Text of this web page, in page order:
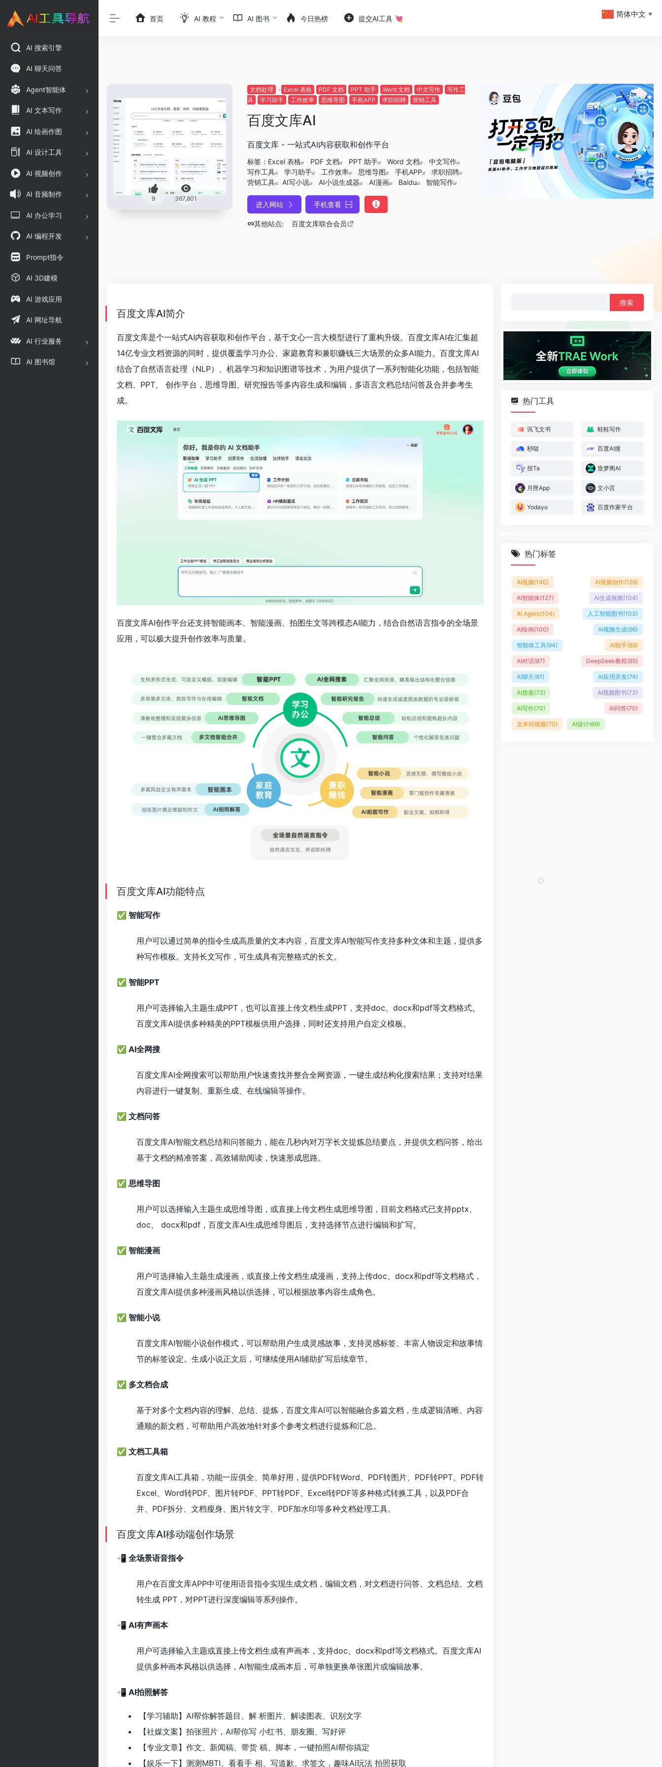
AI 搜索引擎
AI 聊天问答
Agent智能体
AI 文本写作
AI 绘画作图
AI 设计工具
AI 视频创作
AI 音频制作
AI 办公学习
AI 编程开发
Prompt指令
AI 3D建模
AI 游戏应用
AI 网址导航
AI 行业服务
AI 图书馆
首页 AI 教程 AI 图书 今日热榜 提交AI工具 💘
9 367,801
文档处理 Excel 表格 PDF 文档 PPT 助手 Word 文档 中文写作
写作工
具
学习助手 工作效率 思维导图 手机APP 求职招聘 营销工具
百度文库AI
百度文库 - 一站式AI内容获取和创作平台
标签： Excel 表格 PDF 文档 PPT 助手 Word 文档
中文写作
写作工具
学习助手 工作效率 思维导图 手机APP
求职招聘
营销工具
AI写小说 AI小说生成器 AI漫画 Baidu 智能写作
进入网站 手机查看
其他站点: 百度文库联合会员
百度文库AI简介
百度文库是个一站式AI内容获取和创作平台，基于文心一言大模型进行了重构升级。百度文库AI在汇集超
14亿专业文档资源的同时，提供覆盖学习办公、家庭教育和兼职赚钱三大场景的众多AI能力。百度文库AI
结合了自然语言处理（NLP）、机器学习和知识图谱等技术，为用户提供了一系列智能化功能，包括智能
文档、PPT、 创作平台，思维导图、研究报告等多内容生成和编辑，多语言文档总结问答及合并参考生
成。
百度文库AI创作平台还支持智能画本、智能漫画、拍图生文等跨模态AI能力，结合自然语言指令的全场景
应用，可以极大提升创作效率与质量。
百度文库AI功能特点
✅ 智能写作
用户可以通过简单的指令生成高质量的文本内容，百度文库AI智能写作支持多种文体和主题，提供多
种写作模板。支持长文写作，可生成具有完整格式的长文。
✅ 智能PPT
用户可选择输入主题生成PPT，也可以直接上传文档生成PPT，支持doc、docx和pdf等文档格式。
百度文库AI提供多种精美的PPT模板供用户选择，同时还支持用户自定义模板。
✅ AI全网搜
百度文库AI全网搜索可以帮助用户快速查找并整合全网资源，一键生成结构化搜索结果；支持对结果
内容进行一键复制、重新生成、在线编辑等操作。
✅ 文档问答
百度文库AI智能文档总结和问答能力，能在几秒内对万字长文提炼总结要点，并提供文档问答，给出
基于文档的精准答案，高效辅助阅读，快速形成思路。
✅ 思维导图
用户可以选择输入主题生成思维导图，或直接上传文档生成思维导图，目前文档格式已支持pptx、
doc、 docx和pdf，百度文库AI生成思维导图后，支持选择节点进行编辑和扩写。
✅ 智能漫画
用户可选择输入主题生成漫画，或直接上传文档生成漫画，支持上传doc、docx和pdf等文档格式，
百度文库AI提供多种漫画风格以供选择，可以根据故事内容生成角色。
✅ 智能小说
百度文库AI智能小说创作模式，可以帮助用户生成灵感故事，支持灵感标签、丰富人物设定和故事情
节的标签设定。生成小说正文后，可继续使用AI辅助扩写后续章节。
✅ 多文档合成
基于对多个文档内容的理解、总结、提炼，百度文库AI可以智能融合多篇文档，生成逻辑清晰、内容
通顺的新文档，可帮助用户高效地针对多个参考文档进行提炼和汇总。
✅ 文档工具箱
百度文库AI工具箱，功能一应俱全、简单好用，提供PDF转Word、PDF转图片、PDF转PPT、PDF转
Excel、Word转PDF、图片转PDF、PPT转PDF、Excel转PDF等多种格式转换工具，以及PDF合
并、PDF拆分、文档瘦身、图片转文字、PDF加水印等多种文档处理工具。
百度文库AI移动端创作场景
📲 全场景语音指令
用户在百度文库APP中可使用语音指令实现生成文档，编辑文档，对文档进行问答、文档总结、文档
转生成 PPT，对PPT进行深度编辑等系列操作。
📲 AI有声画本
用户可选择输入主题或直接上传文档生成有声画本，支持doc、docx和pdf等文档格式。百度文库AI
提供多种画本风格以供选择，AI智能生成画本后，可单独更换单张图片或编辑故事。
📲 AI拍照解答
【学习辅助】AI帮你解答题目、解 析图片、解读图表、识别文字
【社媒文案】拍张照片，AI帮你写 小红书、朋友圈、写好评
【专业文章】作文、新闻稿、带货 稿、脚本，一键拍照AI帮你搞定
【娱乐一下】测测MBTI、看看手 相、写道歉、求签文，趣味AI玩法 拍照获取
热门工具
讯飞文书 蛙蛙写作
秒哒 百度AI搜
捏Ta 造梦阁AI
月匣App 文小言
Yodayo 百度作家平台
热门标签
AI视频(140) AI视频创作(129)
AI智能体(127) AI生成视频(104)
AI Agent(104) 人工智能图书(103)
AI绘画(100) AI视频生成(96)
智能体工具(94) AI助手(89)
AI对话(87) DeepSeek教程(85)
AI聊天(81) AI应用开发(74)
AI搜索(73) AI视频图书(73)
AI写作(70) AI问答(70)
文本转视频(70) AI设计(69)
简体中文 ▼